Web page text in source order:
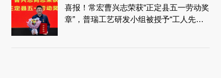
喜报！常宏曹兴志荣获“正定县五一劳动奖
章”，普瑞工艺研发小组被授予“工人先锋